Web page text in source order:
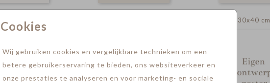
Cookies
Wij gebruiken cookies en vergelijkbare technieken om een
betere gebruikerservaring te bieden, ons websiteverkeer en
onze prestaties te analyseren en voor marketing- en sociale
30x40 cm 30x40 cm